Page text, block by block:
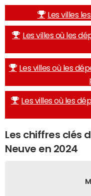
Les villes
Les villes où les
Les villes où les
Les villes où les
Les chiffres clés
Neuve en 2024